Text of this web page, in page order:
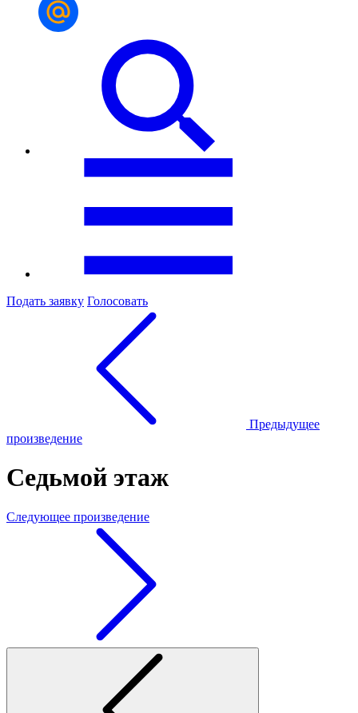
Подать заявку Голосовать
Предыдущее
произведение
Седьмой этаж
Следующее произведение